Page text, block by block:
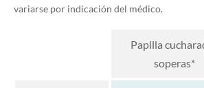
variarse por indicación del médico.
Papilla
soperas*